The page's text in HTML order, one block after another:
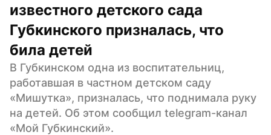
известного детского сада
Губкинского призналась, что
била детей
В Губкинском одна из воспитательниц,
работавшая в частном детском саду
«Мишутка», призналась, что поднимала руку
на детей. Об этом сообщил telegram-канал
«Мой Губкинский».